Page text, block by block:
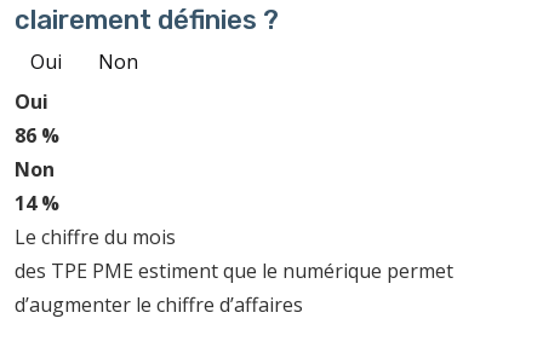
clairement définies ?
Oui
Non
Oui
86 %
Non
14 %
Le chiffre du mois
des TPE PME estiment que le numérique permet
d’augmenter le chiffre d’affaires